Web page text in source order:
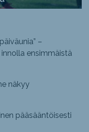
–
ensimmäistä
näkyy
pääsääntöisesti